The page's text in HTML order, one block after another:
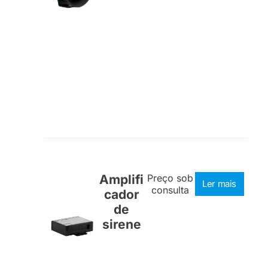
Amplifi
cador
de
sirene
Preço sob
consulta
Ler mais